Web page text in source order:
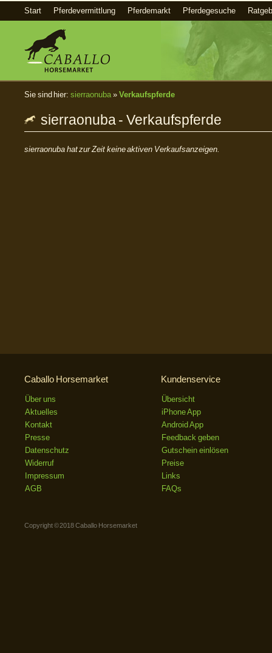
Start Pferdevermittlung Pferdemarkt Pferdegesuche
Sie sind hier:sierraonuba» Verkaufspferde
sierraonuba - Verkaufspferde
sierraonuba hat zur Zeit keine aktiven Verkaufsanzeigen.
Caballo Horsemarket
Über uns
Aktuelles
Kontakt
Presse
Datenschutz
Widerruf
Impressum
AGB
Kundenservice
Übersicht
iPhone App
Android App
Feedback geben
Gutschein einlösen
Preise
Links
FAQs
Copyright © 2018 Caballo Horsemarket